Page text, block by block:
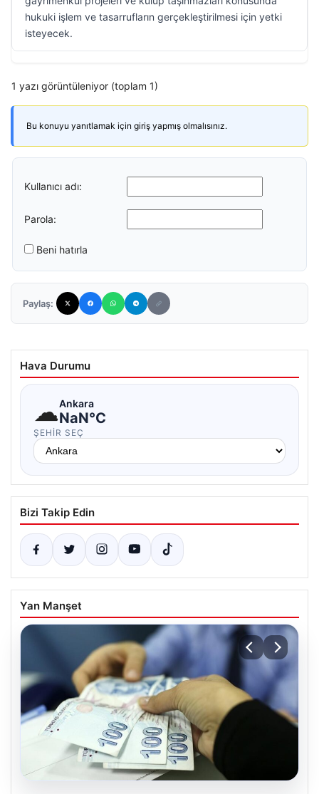
hukuki işlem ve tasarrufların gerçekleştirilmesi için yetki
isteyecek.
1 yazı görüntüleniyor (toplam 1)
Bu konuyu yanıtlamak için giriş yapmış olmalısınız.
Kullanıcı adı:
Parola:
Beni hatırla
Paylaş:
Hava Durumu
☁Ankara
NaN°C
ŞEHIR SEÇ
Bizi Takip Edin
Yan Manşet